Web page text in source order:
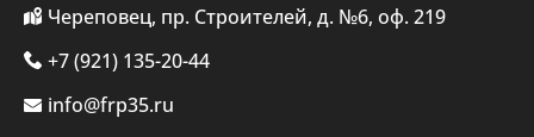
Череповец, пр. Строителей, д. №6, оф. 219
+7 (921) 135-20-44
info@frp35.ru